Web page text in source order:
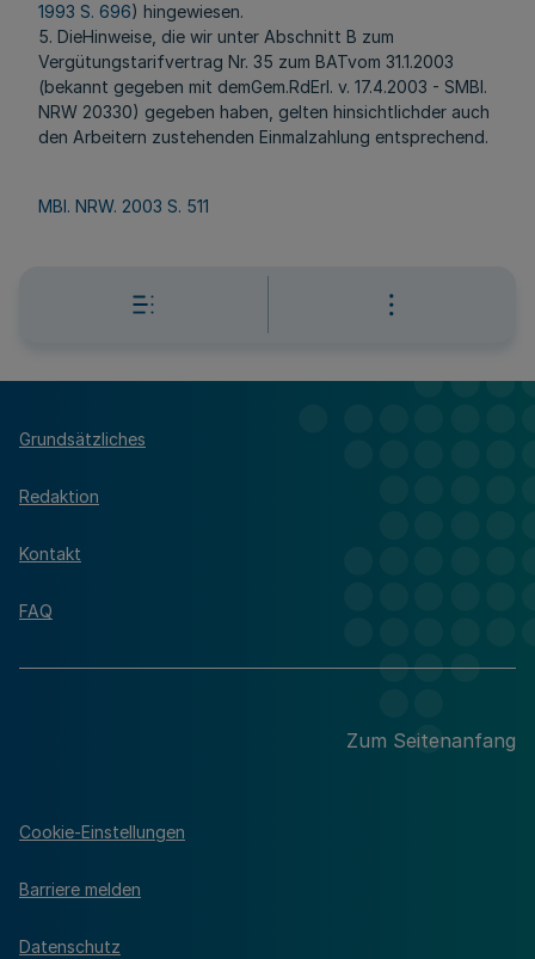
1993 S. 696) hingewiesen.
5. DieHinweise, die wir unter Abschnitt B zum
Vergütungstarifvertrag Nr. 35 zum BATvom 31.1.2003
(bekannt gegeben mit demGem.RdErl. v. 17.4.2003 - SMBl.
NRW 20330) gegeben haben, gelten hinsichtlichder auch
den Arbeitern zustehenden Einmalzahlung entsprechend.
MBl. NRW. 2003 S. 511
Grundsätzliches
Redaktion
Kontakt
FAQ
Zum Seitenanfang
Cookie-Einstellungen
Barriere melden
Datenschutz